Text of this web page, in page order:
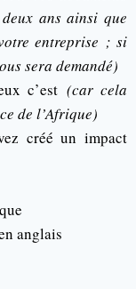
ans ainsi que
entreprise ; si
sera demandé)
c’est (car cela
de l’Afrique)
créé un impact
anglais